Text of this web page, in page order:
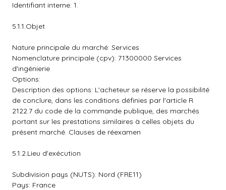
Identifiant interne: 1.
5.1.1.Objet
Nature principale du marché: Services
Nomenclature principale (cpv): 71300000 Services
d'ingénierie
Options:
Description des options: L'acheteur se réserve la possibilité
de conclure, dans les conditions définies par l'article R
2122.7 du code de la commande publique, des marchés
portant sur les prestations similaires à celles objets du
présent marché. Clauses de réexamen
5.1.2.Lieu d'exécution
Subdivision pays (NUTS): Nord (FRE11)
Pays: France